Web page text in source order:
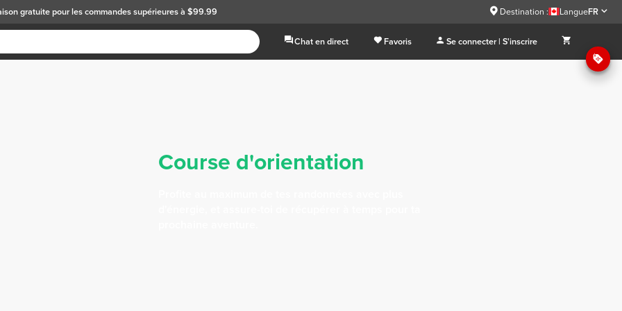
gratuitepour les commandes supérieures à $99.99 Destination : LangueFR
Chat en direct Favoris Se connecter | S'inscrire
Course d'orientation